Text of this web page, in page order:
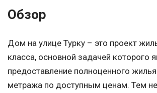
Обзор
Дом на улице Турку – это проект
класса, основной задачей которого
предоставление полноценного
метража по доступным ценам. Тем